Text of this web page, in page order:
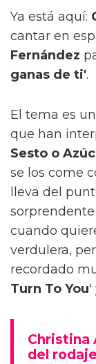
Ya está aquí:
cantar en
Fernández
ganas de ti'.
El tema es
que han
Sesto o
se los come
lleva del
cuando
verdulera,
recordado
Turn To You'
Christina
del